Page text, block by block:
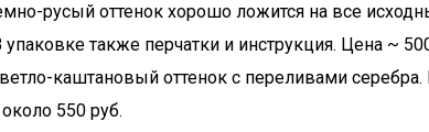
русый оттенок хорошо ложится на все
также перчатки и инструкция. Цена ~
каштановый оттенок с переливами
550 руб.